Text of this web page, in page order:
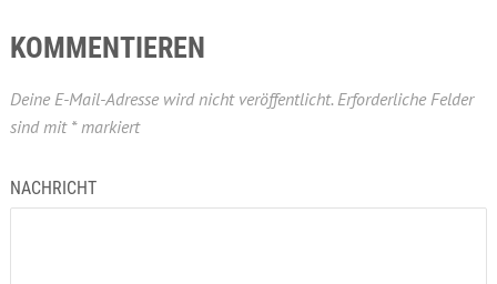
KOMMENTIEREN
Deine E-Mail-Adresse wird nicht veröffentlicht. Erforderliche Felder
sind mit *markiert
NACHRICHT